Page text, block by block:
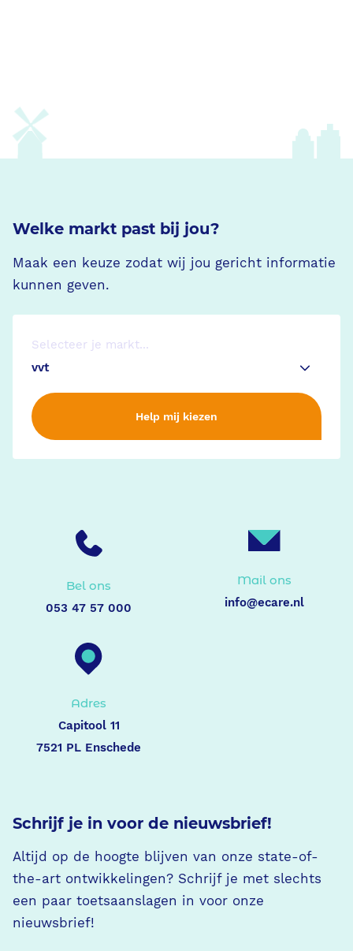
Welke markt past bij jou?
Maak een keuze zodat wij jou gericht informatie
kunnen geven.
Selecteer je markt...
Help mij kiezen
Bel ons
053 47 57 000
Mail ons
info@ecare.nl
Adres
Capitool 11
7521 PL Enschede
Schrijf je in voor de nieuwsbrief!
Altijd op de hoogte blijven van onze state-of-
the-art ontwikkelingen? Schrijf je met slechts
een paar toetsaanslagen in voor onze
nieuwsbrief!